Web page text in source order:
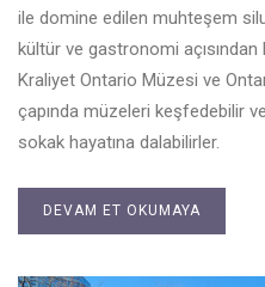
ile domine edilen muhteşem
kültür ve gastronomi
Kraliyet Ontario Müzesi ve
çapında müzeleri keşfedebilir
sokak hayatına dalabilirler.
DEVAM ET OKUMAYA